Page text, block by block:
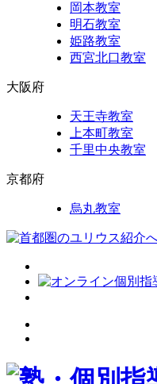
岡本教室
明石教室
姫路教室
西宮北口教室
大阪府
天王寺教室
上本町教室
千里中央教室
京都府
烏丸教室